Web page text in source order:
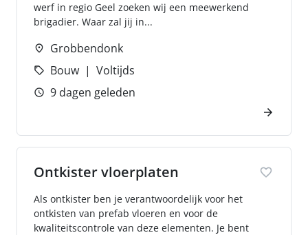
werf in regio Geel zoeken wij een meewerkend
brigadier. Waar zal jij in...
Grobbendonk
Bouw
Voltijds
9 dagen geleden
Ontkister vloerplaten
Als ontkister ben je verantwoordelijk voor het
ontkisten van prefab vloeren en voor de
kwaliteitscontrole van deze elementen. Je bent